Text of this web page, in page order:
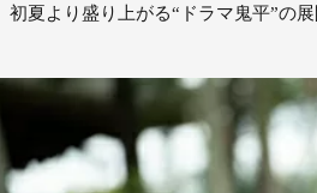
初夏より盛り上がる“ドラマ鬼平”の展